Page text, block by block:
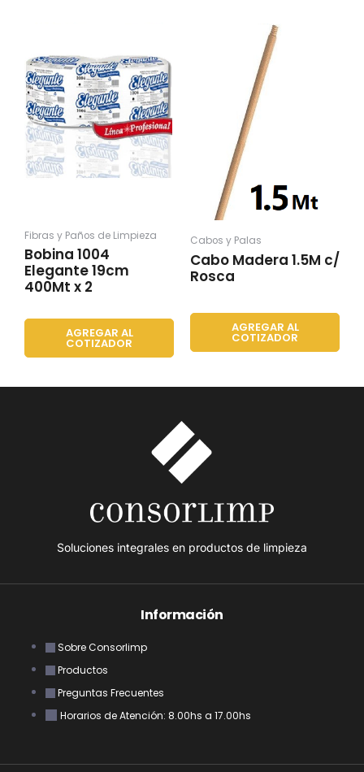
Fibras y Paños de Limpieza
Bobina 1004
Elegante 19cm
400Mt x 2
AGREGAR AL
COTIZADOR
Cabos y Palas
Cabo Madera 1.5M c/
Rosca
AGREGAR AL
COTIZADOR
Soluciones integrales en productos de limpieza
Información
Sobre Consorlimp
Productos
Preguntas Frecuentes
Horarios de Atención: 8.00hs a 17.00hs